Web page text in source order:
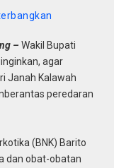
– Wakil Bupati
agar
Janah Kalawah
peredaran
(BNK) Barito
dan obat-obatan